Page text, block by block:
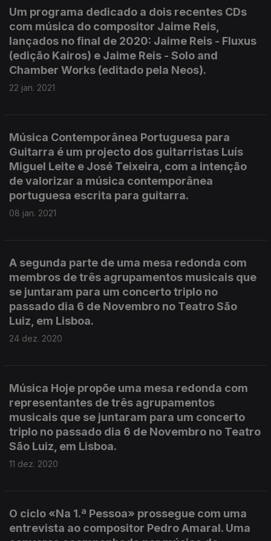
Um programa dedicado a dois recentes CDs
com música do compositor Jaime Reis,
lançados no final de 2020: Jaime Reis - Fluxus
(edição Kairos) e Jaime Reis - Solo and
Chamber Works (editado pela Neos).
22 jan. 2021
Música Contemporânea Portuguesa para
Guitarra é um projecto dos guitarristas Luís
Miguel Leite e José Teixeira, com a intenção
de valorizar a música contemporânea
portuguesa escrita para guitarra.
08 jan. 2021
A segunda parte de uma mesa redonda com
membros de três agrupamentos musicais que
se juntaram para um concerto triplo no
passado dia 6 de Novembro no Teatro São
Luiz, em Lisboa.
24 dez. 2020
Música Hoje propõe uma mesa redonda com
representantes de três agrupamentos
musicais que se juntaram para um concerto
triplo no passado dia 6 de Novembro no Teatro
São Luiz, em Lisboa.
11 dez. 2020
O ciclo «Na 1.ª Pessoa» prossegue com uma
entrevista ao compositor Pedro Amaral. Uma